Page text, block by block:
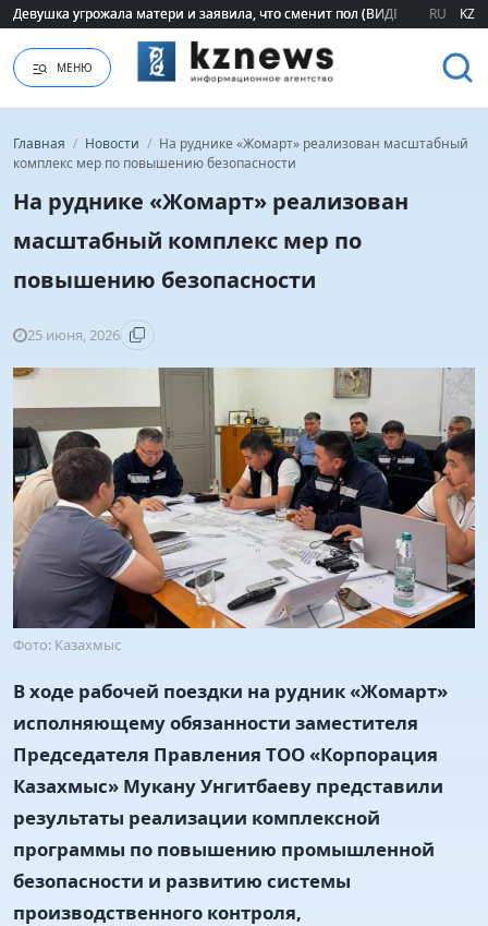
Девушка угрожала матери и заявила, что сменит пол (ВИДЕО)
Девушка угрожала матери и заявила, что сменит пол (ВИДЕО) RU KZ
МЕНЮ
Главная / Новости / На руднике «Жомарт» реализован масштабный
комплекс мер по повышению безопасности
На руднике «Жомарт» реализован
масштабный комплекс мер по
повышению безопасности
25 июня, 2026
Фото: Казахмыс
В ходе рабочей поездки на рудник «Жомарт»
исполняющему обязанности заместителя
Председателя Правления ТОО «Корпорация
Казахмыс» Мукану Унгитбаеву представили
результаты реализации комплексной
программы по повышению промышленной
безопасности и развитию системы
производственного контроля,